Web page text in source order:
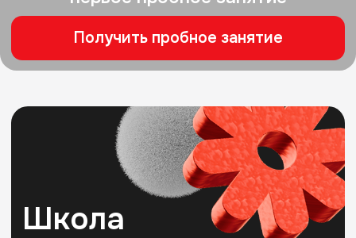
Школа
программистов —
Официальный партнер и оператор
«ПроШкола» структуры ВЭБ. РФ
Проект направлен на создание
по всей стране современных школ
с инфраструктурой, необходимой